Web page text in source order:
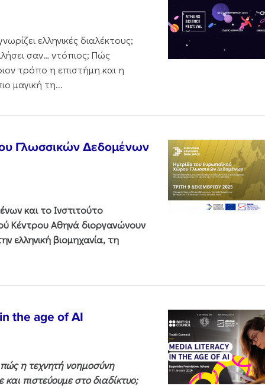
ελληνικές διαλέκτους;
σαν… ντόπιος; Πώς
τρόπο η επιστήμη και η
μαγική τη...
Γλωσσικών Δεδομένων
και το Ινστιτούτο
Κέντρου Αθηνά διοργανώνουν
ελληνική βιομηχανία, τη
the age of AI
πώς η τεχνητή νοημοσύνη
πιστεύουμε στο διαδίκτυο;